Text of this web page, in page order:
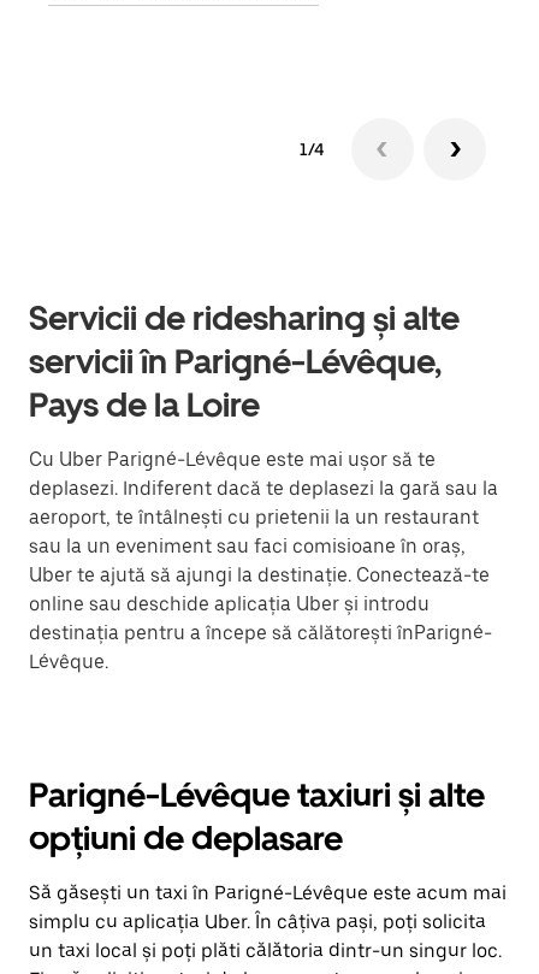
1/4
Servicii de ridesharing și alte
servicii în Parigné-Lévêque,
Pays de la Loire
Cu Uber Parigné-Lévêque este mai ușor să te
deplasezi. Indiferent dacă te deplasezi la gară sau la
aeroport, te întâlnești cu prietenii la un restaurant
sau la un eveniment sau faci comisioane în oraș,
Uber te ajută să ajungi la destinație. Conectează-te
online sau deschide aplicația Uber și introdu
destinația pentru a începe să călătorești înParigné-
Lévêque.
Parigné-Lévêque taxiuri și alte
opțiuni de deplasare
Să găsești un taxi în Parigné-Lévêque este acum mai
simplu cu aplicația Uber. În câțiva pași, poți solicita
un taxi local și poți plăti călătoria dintr-un singur loc.